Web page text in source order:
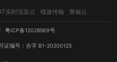
实时渲染云 镭速传输 青椒云
粤ICP备12028569号
证编号：合字 B1-20200125